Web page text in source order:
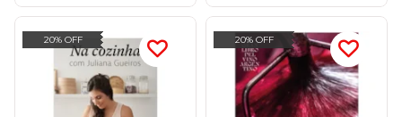
20% OFF 20% OFF